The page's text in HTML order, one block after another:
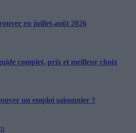
en juillet-août 2026
complet, prix et meilleur choix
un emploi saisonnier ?